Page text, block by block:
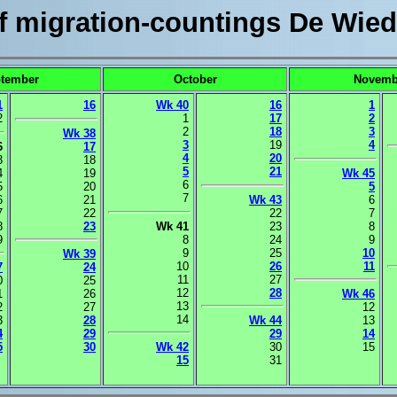
migration-countings De
October
16
Wk 38
17
18
19
20
21
22
23
Wk 39
24
25
26
27
28
29
30
Wk 40
1
2
3
4
5
6
7
Wk 41
8
9
10
11
12
13
14
Wk 42
15
16
17
18
19
20
21
Wk 43
22
23
24
25
26
27
28
Wk 44
29
30
31
1
2
3
4
Wk 45
5
6
7
8
9
10
11
Wk 46
12
13
14
15